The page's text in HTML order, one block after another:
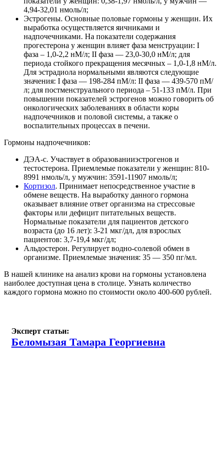
4,94-32,01 нмоль/л;
Эстрогены. Основные половые гормоны у женщин. Их
выработка осуществляется яичниками и
надпочечниками. На показатели содержания
прогестерона у женщин влияет фаза менструации: I
фаза – 1,0-2,2 нМ/л; II фаза — 23,0-30,0 нМ/л; для
периода стойкого прекращения месячных – 1,0-1,8 нМ/л.
Для эстрадиола нормальными являются следующие
значения: I фаза — 198-284 пМ/л: II фаза — 439-570 пМ/
л; для постменструального периода – 51-133 пМ/л. При
повышении показателей эстрогенов можно говорить об
онкологических заболеваниях в области коры
надпочечников и половой системы, а также о
воспалительных процессах в печени.
Гормоны надпочечников:
ДЭА-с. Участвует в образованииэстрогенов и
тестостерона. Приемлемые показатели у женщин: 810-
8991 нмоль/л, у мужчин: 3591-11907 нмоль/л;
Кортизол. Принимает непосредственное участие в
обмене веществ. На выработку данного гормона
оказывает влияние ответ организма на стрессовые
факторы или дефицит питательных веществ.
Нормальные показатели для пациентов детского
возраста (до 16 лет): 3-21 мкг/дл, для взрослых
пациентов: 3,7-19,4 мкг/дл;
Альдостерон. Регулирует водно-солевой обмен в
организме. Приемлемые значения: 35 — 350 пг/мл.
В нашей клинике на анализ крови на гормоны установлена
наиболее доступная цена в столице. Узнать количество
каждого гормона можно по стоимости около 400-600 рублей.
Эксперт статьи:
Беломызая Тамара Георгиевна